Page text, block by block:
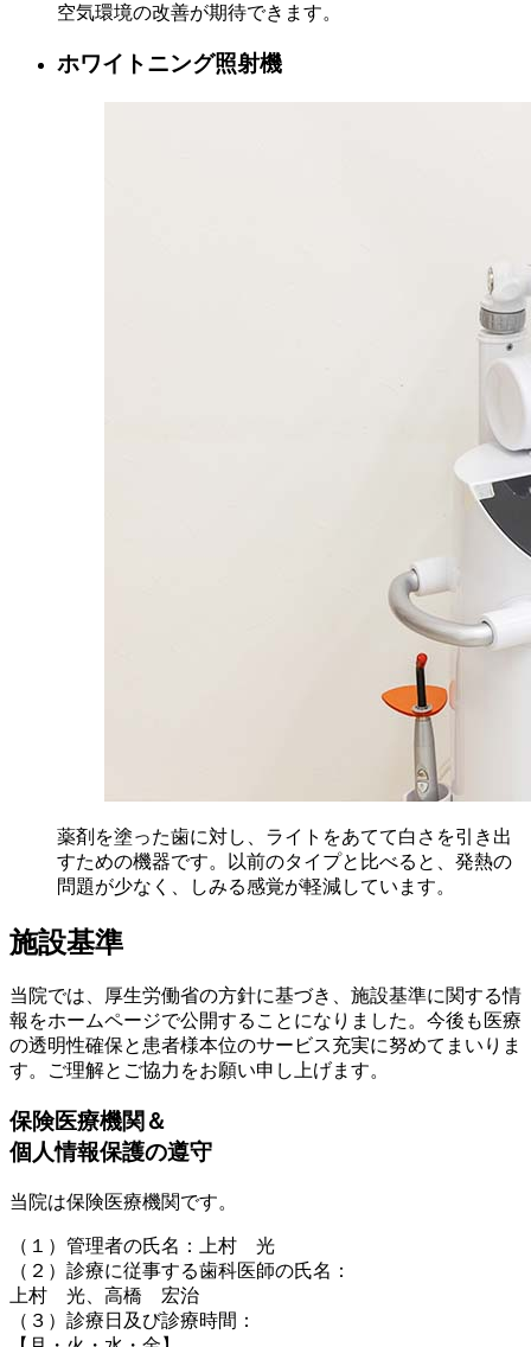
空気環境の改善が期待できます。
ホワイトニング照射機
薬剤を塗った歯に対し、ライトをあてて白さを引き出
すための機器です。以前のタイプと比べると、発熱の
問題が少なく、しみる感覚が軽減しています。
施設基準
当院では、厚生労働省の方針に基づき、施設基準に関する情
報をホームページで公開することになりました。今後も医療
の透明性確保と患者様本位のサービス充実に努めてまいりま
す。ご理解とご協力をお願い申し上げます。
保険医療機関＆
個人情報保護の遵守
当院は保険医療機関です。
（１）管理者の氏名：上村 光
（２）診療に従事する歯科医師の氏名：
上村 光、高橋 宏治
（３）診療日及び診療時間：